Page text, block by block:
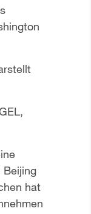
Beijing
hat